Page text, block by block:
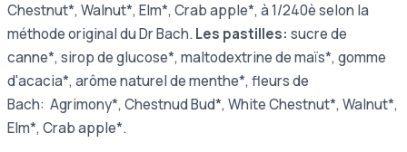
Chestnut*, Walnut*, Elm*, Crab apple*, à 1/240è selon la
méthode original du Dr Bach. Les pastilles: sucre de
canne*, sirop de glucose*, maltodextrine demaïs*, gomme
d'acacia*, arôme naturel de menthe*, fleurs de
Bach: Agrimony*, Chestnud Bud*, White Chestnut*, Walnut*,
Elm*, Crab apple*.